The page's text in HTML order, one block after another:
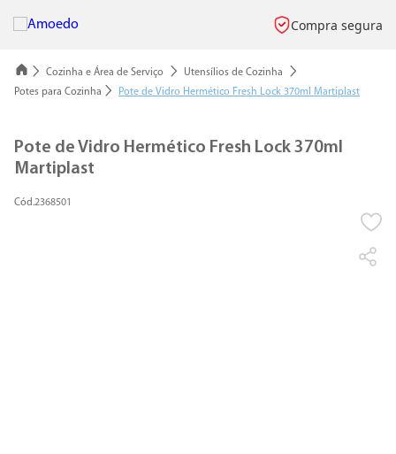
Compra segura
Cozinha e Área de Serviço
Utensílios de Cozinha
Potes para Cozinha
Pote de Vidro Hermético Fresh Lock 370ml Martiplast
Pote de Vidro Hermético Fresh Lock 370ml
Martiplast
2368501